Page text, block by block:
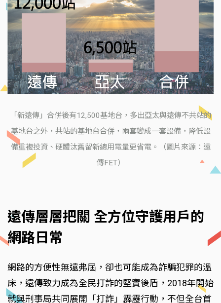
「新遠傳」合併後有12,500基地台，多出亞太與遠傳不共站的
基地台之外，共站的基地台合併，兩套變成一套設備，降低設
備重複投資、硬體汰舊留新總用電量更省電。（圖片來源：遠
傳FET）
遠傳層層把關 全方位守護用戶的
網路日常
網路的方便性無遠弗屆，卻也可能成為詐騙犯罪的溫
床，遠傳致力成為全民打詐的堅實後盾，2018年開始
就與刑事局共同展開「打詐」霹靂行動，不但全台首